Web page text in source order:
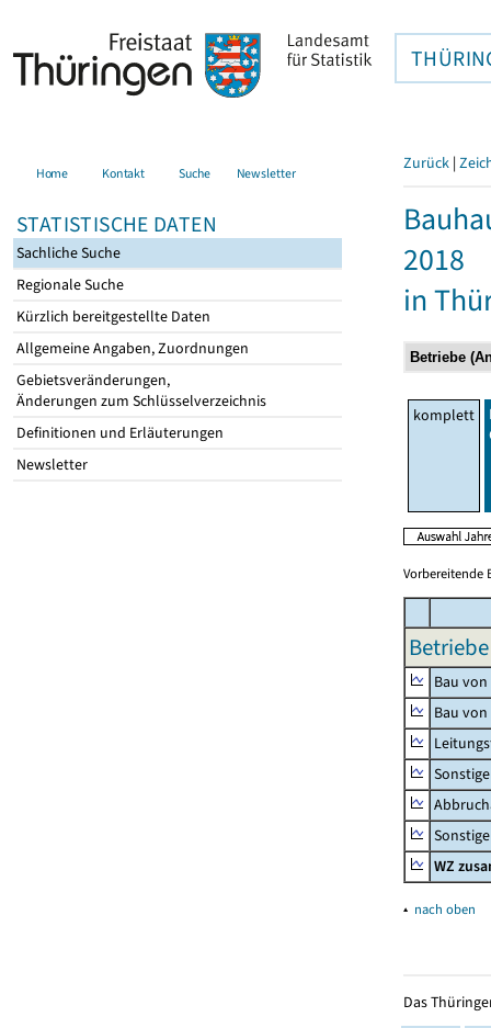
Home Kontakt Suche Newsletter
STATISTISCHE DATEN
Sachliche Suche
Regionale Suche
Kürzlich bereitgestellte Daten
Allgemeine Angaben, Zuordnungen
Gebietsveränderungen,
Änderungen zum Schlüsselverzeichnis
Definitionen und Erläuterungen
Newsletter
Zurück |
2018
in
komplett
Vorbereitende
Bau
Bau
WZ
▴ nach oben
Das